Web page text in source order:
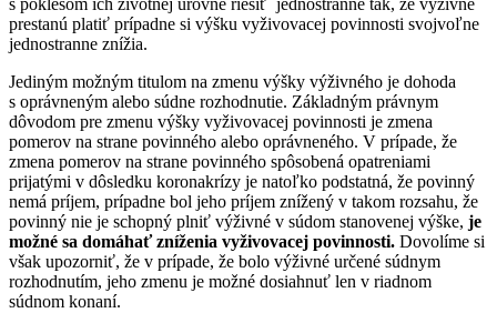
s poklesom ich životnej úrovne riešiť jednostranne tak, že výživné
prestanú platiť prípadne si výšku vyživovacej povinnosti svojvoľne
jednostranne znížia.
Jediným možným titulom na zmenu výšky výživného je dohoda
s oprávneným alebo súdne rozhodnutie. Základným právnym
dôvodom pre zmenu výšky vyživovacej povinnosti je zmena
pomerov na strane povinného alebo oprávneného. V prípade, že
zmena pomerov na strane povinného spôsobená opatreniami
prijatými v dôsledku koronakrízy je natoľko podstatná, že povinný
nemá príjem, prípadne bol jeho príjem znížený v takom rozsahu, že
povinný nie je schopný plniť výživné v súdom stanovenej výške, je
možné sa domáhať zníženia vyživovacej povinnosti. Dovolíme si
však upozorniť, že v prípade, že bolo výživné určené súdnym
rozhodnutím, jeho zmenu je možné dosiahnuť len v riadnom
súdnom konaní.